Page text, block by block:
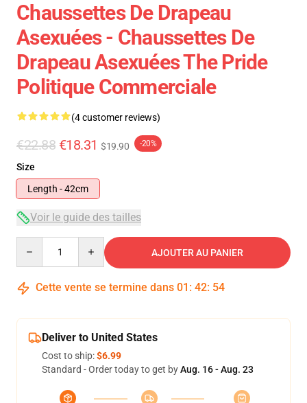
Chaussettes De Drapeau
Asexuées - Chaussettes De
Drapeau Asexuées The Pride
Politique Commerciale
(4 customer reviews)
€22.88 €18.31 $19.90 -20%
Size
Length - 42cm
Voir le guide des tailles
AJOUTER AU PANIER
Cette vente se termine dans 01 : 42: 54
Deliver to United States
Cost to ship:$6.99
Standard - Order today to get byAug. 16 - Aug. 23